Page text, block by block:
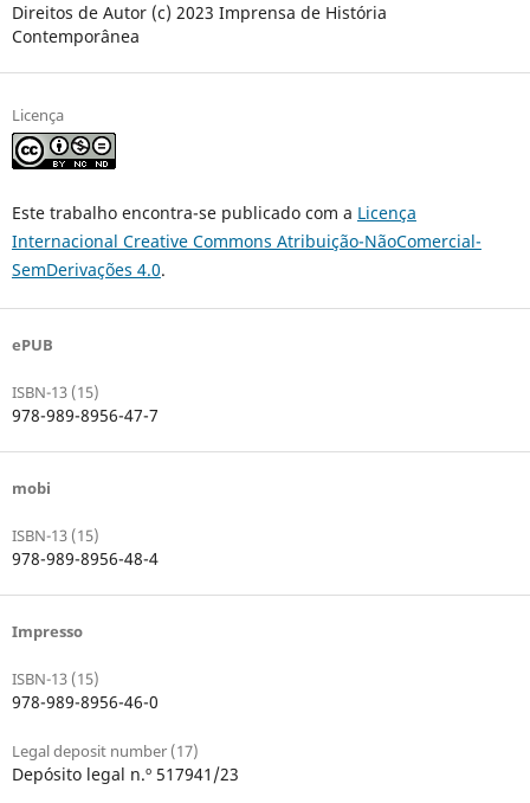
Direitos de Autor (c) 2023 Imprensa de História
Contemporânea
Licença
Este trabalho encontra-se publicado com a Licença
Internacional Creative Commons Atribuição-NãoComercial-
SemDerivações 4.0.
ePUB
ISBN-13 (15)
978-989-8956-47-7
mobi
ISBN-13 (15)
978-989-8956-48-4
Impresso
ISBN-13 (15)
978-989-8956-46-0
Legal deposit number (17)
Depósito legal n.º 517941/23